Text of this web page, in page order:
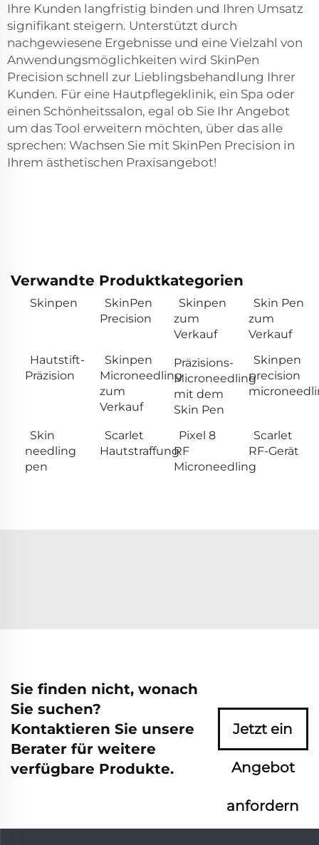
Ihre Kunden langfristig binden und Ihren Umsatz
signifikant steigern. Unterstützt durch
nachgewiesene Ergebnisse und eine Vielzahl von
Anwendungsmöglichkeiten wird SkinPen
Precision schnell zur Lieblingsbehandlung Ihrer
Kunden. Für eine Hautpflegeklinik, ein Spa oder
einen Schönheitssalon, egal ob Sie Ihr Angebot
um das Tool erweitern möchten, über das alle
sprechen: Wachsen Sie mit SkinPen Precision in
Ihrem ästhetischen Praxisangebot!
Verwandte Produktkategorien
Skinpen
SkinPen
Precision
Skinpen
zum
Verkauf
Skin Pen
zum
Verkauf
Hautstift-
Präzision
Skinpen
Microneedling
zum
Verkauf
Präzisions-
Microneedling
mit dem
Skin Pen
Skinpen
precision
Skin
needling
pen
Scarlet
Hautstraffung
Pixel 8
RF
Microneedling
Scarlet
RF-Gerät
Sie finden nicht, wonach
Sie suchen?
Kontaktieren Sie unsere
Berater für weitere
verfügbare Produkte.
Jetzt ein
Angebot
anfordern